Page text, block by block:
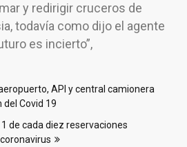
y redirigir cruceros de
todavía como dijo el agente
es incierto”,
API y central camionera
Covid 19
de cada diez reservaciones